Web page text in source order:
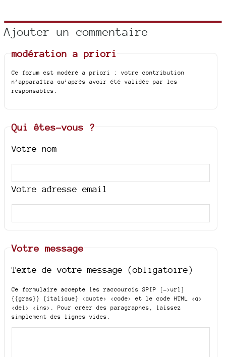
Ajouter un commentaire
modération a priori
Ce forum est modéré a priori : votre contribution
n’apparaîtra qu’après avoir été validée par les
responsables.
Qui êtes-vous ?
Votre nom
Votre adresse email
Votre message
Texte de votre message (obligatoire)
Ce formulaire accepte les raccourcis SPIP
[->url]
{{gras}} {italique} <quote> <code>
et le code HTML <q>
<del> <ins> . Pour créer des paragraphes, laissez
simplement des lignes vides.